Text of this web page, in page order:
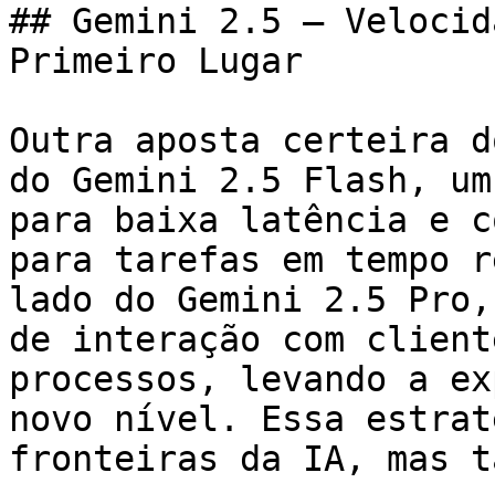
## Gemini 2.5 –
Primeiro Lugar
Outra aposta certeira
do Gemini 2.5 Flash,
para baixa latência e
para tarefas em tempo
lado do Gemini 2.5
de interação com
processos, levando a
novo nível. Essa
fronteiras da IA, mas